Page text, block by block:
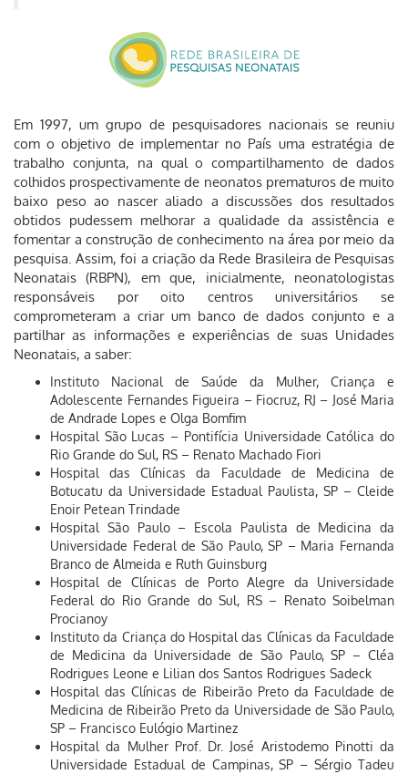
Em 1997, um grupo de pesquisadores nacionais se reuniu
com o objetivo de implementar no País uma estratégia de
trabalho conjunta, na qual o compartilhamento de dados
colhidos prospectivamente de neonatos prematuros de muito
baixo peso ao nascer aliado a discussões dos resultados
obtidos pudessem melhorar a qualidade da assistência e
fomentar a construção de conhecimento na área por meio da
pesquisa. Assim, foi a criação da Rede Brasileira de Pesquisas
Neonatais (RBPN), em que, inicialmente, neonatologistas
responsáveis por oito centros universitários se
comprometeram a criar um banco de dados conjunto e a
partilhar as informações e experiências de suas Unidades
Neonatais, a saber:
Instituto Nacional de Saúde da Mulher, Criança e
Adolescente Fernandes Figueira – Fiocruz, RJ – José Maria
de Andrade Lopes e Olga Bomfim
Hospital São Lucas – Pontifícia Universidade Católica do
Rio Grande do Sul, RS – Renato Machado Fiori
Hospital das Clínicas da Faculdade de Medicina de
Botucatu da Universidade Estadual Paulista, SP – Cleide
Enoir Petean Trindade
Hospital São Paulo – Escola Paulista de Medicina da
Universidade Federal de São Paulo, SP – Maria Fernanda
Branco de Almeida e Ruth Guinsburg
Hospital de Clínicas de Porto Alegre da Universidade
Federal do Rio Grande do Sul, RS – Renato Soibelman
Procianoy
Instituto da Criança do Hospital das Clínicas da Faculdade
de Medicina da Universidade de São Paulo, SP – Cléa
Rodrigues Leone e Lilian dos Santos Rodrigues Sadeck
Hospital das Clínicas de Ribeirão Preto da Faculdade de
Medicina de Ribeirão Preto da Universidade de São Paulo,
SP – Francisco Eulógio Martinez
Hospital da Mulher Prof. Dr. José Aristodemo Pinotti da
Universidade Estadual de Campinas, SP – Sérgio Tadeu